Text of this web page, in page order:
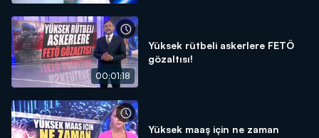
00:01:18
Yüksek rütbeli askerlere FETÖ
gözaltısı!
Yüksek maaş için ne zaman